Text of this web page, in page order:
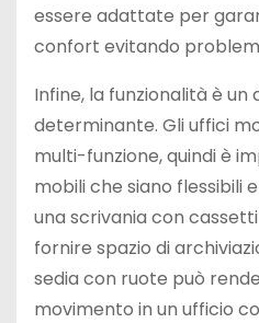
essere adattate per
confort evitando
Infine, la funzionalità è
determinante. Gli uffici
multi-funzione, quindi è
mobili che siano flessibili
una scrivania con
fornire spazio di
sedia con ruote può
movimento in un ufficio